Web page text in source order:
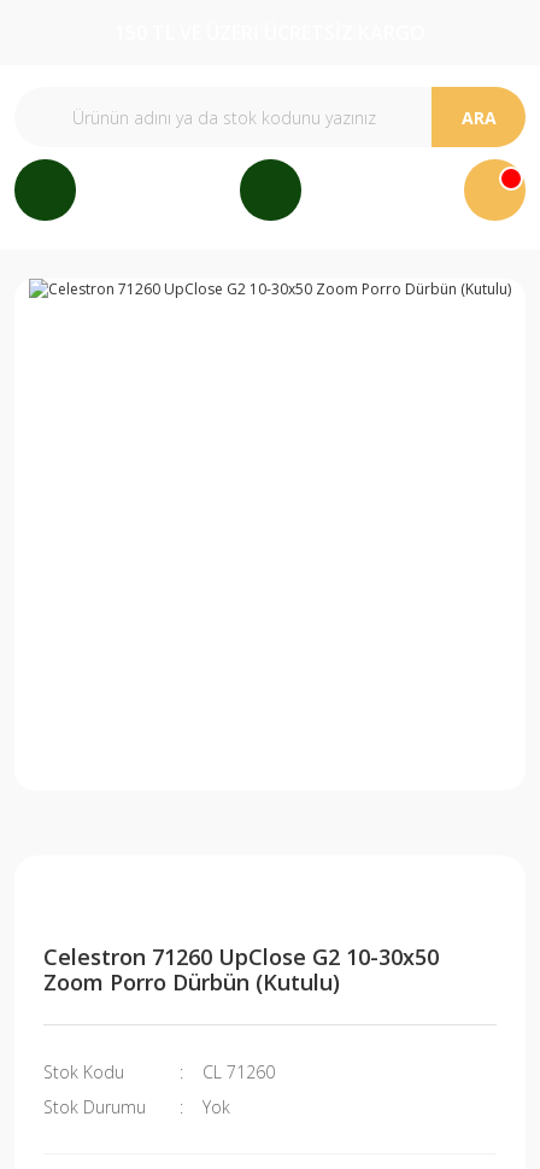
ARA
Celestron 71260 UpClose G2 10-30x50
Zoom Porro Dürbün (Kutulu)
Stok Kodu
CL 71260
Stok Durumu
Yok